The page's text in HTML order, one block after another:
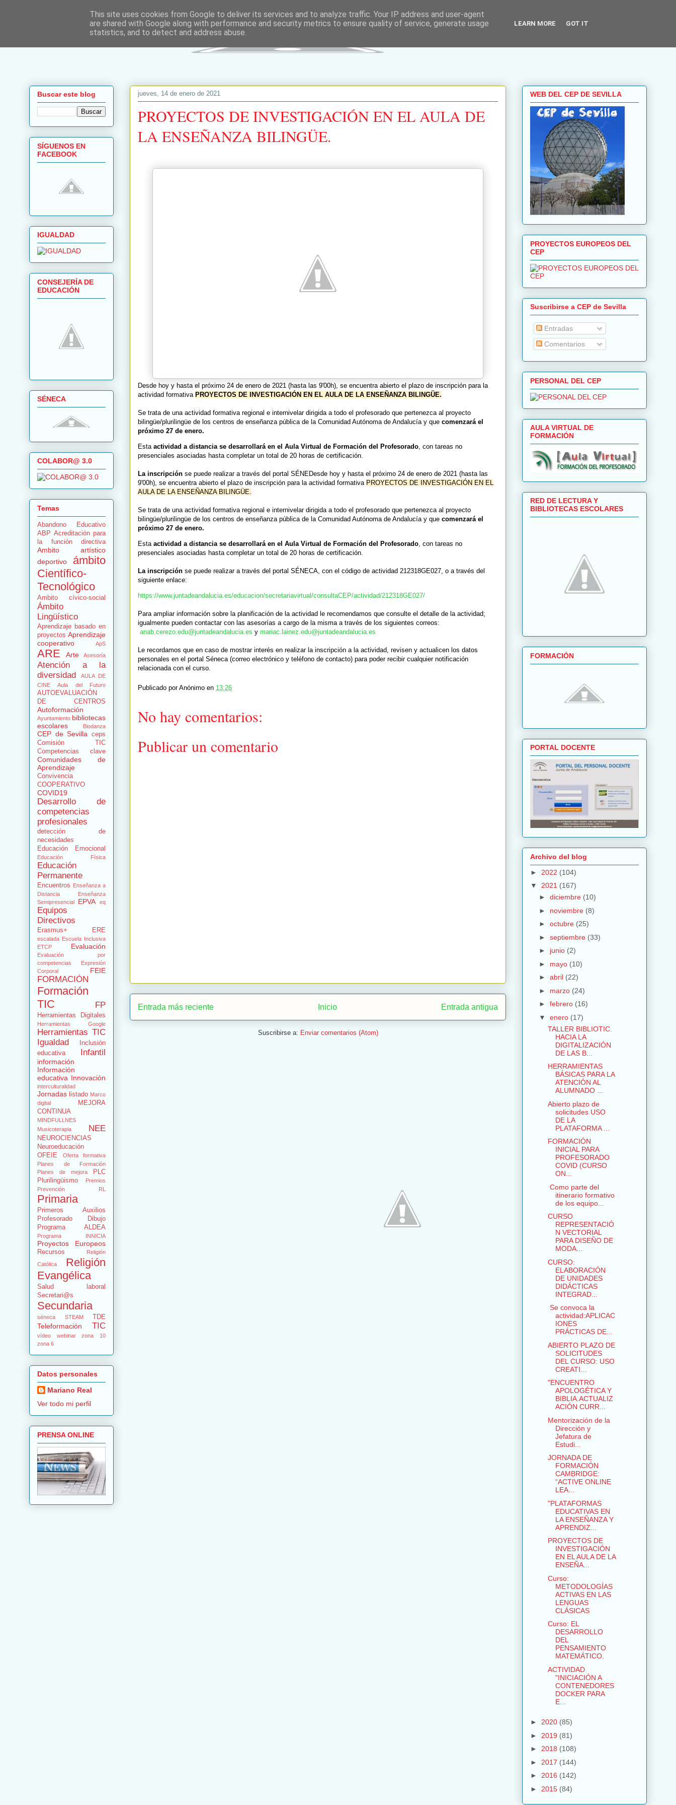
jueves, 14 de enero de 2021
PROYECTOS DE INVESTIGACIÓN EN EL AULA DE
LA ENSEÑANZA BILINGÜE.
Desde hoy y hasta el próximo 24 de enero de 2021 (hasta las 9'00h), se encuentra abierto el plazo de inscripción para la
actividad formativa PROYECTOS DE INVESTIGACIÓN EN EL AULA DE LA ENSEÑANZA BILINGÜE.
Se trata de una actividad formativa regional e internivelar dirigida a todo el profesorado que pertenezca al proyecto
bilingüe/plurilingüe de los centros de enseñanza pública de la Comunidad Autónoma de Andalucía y que comenzará el
próximo 27 de enero.
Esta actividad a distancia se desarrollará en el Aula Virtual de Formación del Profesorado, con tareas no
presenciales asociadas hasta completar un total de 20 horas de certificación.
La inscripción se puede realizar a través del portal SÉNEDesde hoy y hasta el próximo 24 de enero de 2021 (hasta las
9'00h), se encuentra abierto el plazo de inscripción para la actividad formativa PROYECTOS DE INVESTIGACIÓN EN EL
AULA DE LA ENSEÑANZA BILINGÜE.
Se trata de una actividad formativa regional e internivelar dirigida a todo el profesorado que pertenezca al proyecto
bilingüe/plurilingüe de los centros de enseñanza pública de la Comunidad Autónoma de Andalucía y que comenzará el
próximo 27 de enero.
Esta actividad a distancia se desarrollará en el Aula Virtual de Formación del Profesorado, con tareas no
presenciales asociadas hasta completar un total de 20 horas de certificación.
La inscripción se puede realizar a través del portal SÉNECA, con el código de actividad 212318GE027, o a través del
siguiente enlace:
https://www.juntadeandalucia.es/educacion/secretariavirtual/consultaCEP/actividad/212318GE027/
Para ampliar información sobre la planificación de la actividad le recomendamos que consulte el detalle de la actividad;
igualmente pueden contactar con las asesorías a cargo de la misma a través de los siguientes correos:
anab.cerezo.edu@juntadeandalucia.es y mariac.lainez.edu@juntadeandalucia.es
Le recordamos que en caso de mostrar interés en realizar la inscripción a la actividad, revisen y actualicen los datos
personales en el portal Séneca (correo electrónico y teléfono de contacto) para poder recibir cualquier notificación
relacionada con el curso.
Publicado porAnónimo en 13:26
No hay comentarios:
Publicar un comentario
Entrada más reciente Entrada antigua
Inicio
Suscribirse a: Enviar comentarios (Atom)
Buscar este blog
SÍGUENOS EN
FACEBOOK
IGUALDAD
CONSEJERÍA DE
EDUCACIÓN
SÉNECA
COLABOR@ 3.0
Temas
Abandono Educativo
ABP Acreditación para
la función directiva
Ambito artístico
deportivo
ámbito
Científico-
Tecnológico
Ambito cívico-social
Ámbito
Lingüístico
Aprendizaje basado en
proyectos Aprendizaje
cooperativo
ApS
ARE Arte Asesoría
Atención a la
diversidad
AULA DE
CINE
Aula del Futuro
AUTOEVALUACIÓN
DE CENTROS
Autoformación
Ayuntamiento bibliotecas
escolares
Biodanza
CEP de Sevilla
ceps
Comisión TIC
Competencias clave
Comunidades de
Aprendizaje
Convivencia
COOPERATIVO
COVID19
Desarrollo de
competencias
profesionales
detección de
necesidades
Educación Emocional
Educación Física
Educación
Permanente
Encuentros Enseñanza a
Distancia
Enseñanza
Semipresencial
EPVA eq
Equipos
Directivos
Erasmus+ ERE
escalada Escuela Inclusiva
ETCP
Evaluación
Evaluación por
competencias
Expresión
Corporal
FEIE
FORMACIÓN
Formación
TIC
FP
Herramientas Digitales
Herramientas Google
Herramientas TIC
Igualdad
Inclusión
educativa
Infantil
información
Información
educativa Innovación
interculturalidad
Jornadas listado Marco
digital
MEJORA
CONTINUA
MINDFULLNES
Musicoterapia
NEE
NEUROCIENCIAS
Neuroeducación
OFEIE
Oferta formativa
Planes de Formación
Planes de mejora
PLC
Plurilingüismo
Premios
Prevención RL
Primaria
Primeros Auxilios
Profesorado Dibujo
Programa ALDEA
Programa INNICIA
Proyectos Europeos
Recursos
Religión
Católica
Religión
Evangélica
Salud laboral
Secretari@s
Secundaria
séneca STEAM TDE
Teleformación TIC
vídeo webinar
zona 10
zona 6
Datos personales
Mariano Real
Ver todo mi perfil
PRENSA ONLINE
WEB DEL CEP DE SEVILLA
PROYECTOS EUROPEOS DEL
CEP
Suscribirse a CEP de Sevilla
Entradas
Comentarios
PERSONAL DEL CEP
AULA VIRTUAL DE
FORMACIÓN
RED DE LECTURA Y
BIBLIOTECAS ESCOLARES
FORMACIÓN
PORTAL DOCENTE
Archivo del blog
► 2022 (104)
▼ 2021 (167)
► diciembre (10)
► noviembre (8)
► octubre (25)
► septiembre (33)
► junio (2)
► mayo (10)
► abril (22)
► marzo (24)
► febrero (16)
▼ enero (17)
TALLER BIBLIOTIC.
HACIA LA
DIGITALIZACIÓN
DE LAS B...
HERRAMIENTAS
BÁSICAS PARA LA
ATENCIÓN AL
ALUMNADO ...
Abierto plazo de
solicitudes USO
DE LA
PLATAFORMA ...
FORMACIÓN
INICIAL PARA
PROFESORADO
COVID (CURSO
ON...
Como parte del
itinerario formativo
de los equipo...
CURSO
REPRESENTACIÓ
N VECTORIAL
PARA DISEÑO DE
MODA...
CURSO:
ELABORACIÓN
DE UNIDADES
DIDÁCTICAS
INTEGRAD...
Se convoca la
actividad:APLICAC
IONES
PRÁCTICAS DE...
ABIERTO PLAZO DE
SOLICITUDES
DEL CURSO: USO
CREATI...
"ENCUENTRO
APOLOGÉTICA Y
BIBLIA.ACTUALIZ
ACIÓN CURR...
Mentorización de la
Dirección y
Jefatura de
Estudi...
JORNADA DE
FORMACIÓN
CAMBRIDGE:
“ACTIVE ONLINE
LEA...
"PLATAFORMAS
EDUCATIVAS EN
LA ENSEÑANZA Y
APRENDIZ...
PROYECTOS DE
INVESTIGACIÓN
EN EL AULA DE LA
ENSEÑA...
Curso:
METODOLOGÍAS
ACTIVAS EN LAS
LENGUAS
CLÁSICAS
Curso: EL
DESARROLLO
DEL
PENSAMIENTO
MATEMÁTICO.
ACTIVIDAD
"INICIACIÓN A
CONTENEDORES
DOCKER PARA
E...
► 2020 (85)
► 2019 (81)
► 2018 (108)
► 2017 (144)
► 2016 (142)
► 2015 (84)
This site uses cookies from Google to deliver its services and to analyze traffic. Your IP address and user-agent
are shared with Google along with performance and security metrics to ensure quality of service, generate usage
statistics, and to detect and address abuse.
LEARN MORE GOT IT